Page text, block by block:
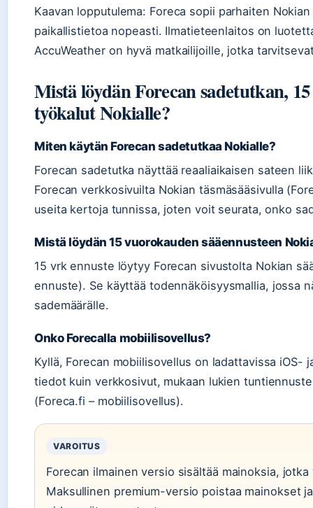
Kaavan lopputulema: Foreca sopii parhaiten
paikallistietoa nopeasti. Ilmatieteenlaitos on
AccuWeather on hyvä matkailijoille, jotka
Mistä löydän Forecan sadetutkan,
työkalut Nokialle?
Miten käytän Forecan sadetutkaa Nokialle?
Forecan sadetutka näyttää reaaliaikaisen sateen
Forecan verkkosivuilta Nokian täsmäsääsivulla
useita kertoja tunnissa, joten voit seurata, onko
Mistä löydän 15 vuorokauden sääennusteen
15 vrk ennuste löytyy Forecan sivustolta Nokian
ennuste). Se käyttää todennäköisyysmallia, jossa
sademäärälle.
Onko Forecalla mobiilisovellus?
Kyllä, Forecan mobiilisovellus on ladattavissa iOS-
tiedot kuin verkkosivut, mukaan lukien
(Foreca.fi – mobiilisovellus).
VAROITUS
Forecan ilmainen versio sisältää mainoksia,
Maksullinen premium-versio poistaa mainokset